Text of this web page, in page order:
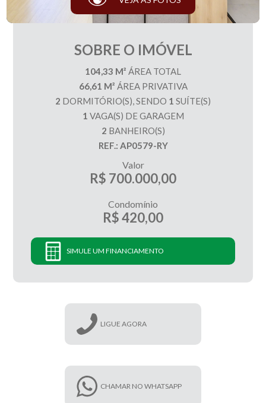
SOBRE O IMÓVEL
104,33 M² ÁREA TOTAL
66,61 M² ÁREA PRIVATIVA
2 DORMITÓRIO(S), SENDO 1 SUÍTE(S)
1 VAGA(S) DE GARAGEM
2 BANHEIRO(S)
REF.: AP0579-RY
Valor
R$ 700.000,00
Condomínio
R$ 420,00
SIMULE UM FINANCIAMENTO
LIGUE AGORA
CHAMAR NO WHATSAPP